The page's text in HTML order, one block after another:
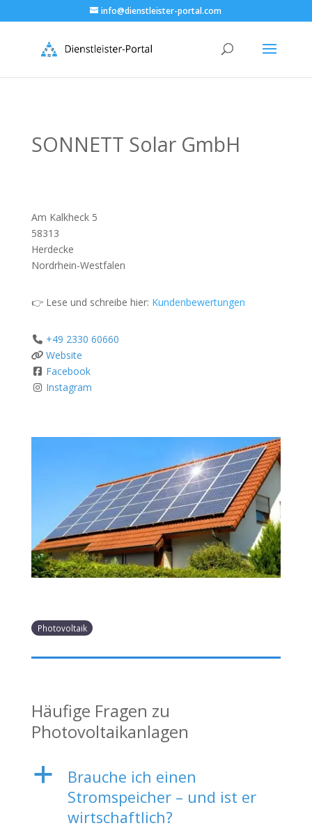
info@dienstleister-portal.com
SONNETT Solar GmbH
Am Kalkheck 5
58313
Herdecke
Nordrhein-Westfalen
👉 Lese und schreibe hier: Kundenbewertungen
+49 2330 60660
Website
Facebook
Instagram
Photovoltaik
Häufige Fragen zu
Photovoltaikanlagen
a
Brauche ich einen
Stromspeicher – und ist er
wirtschaftlich?